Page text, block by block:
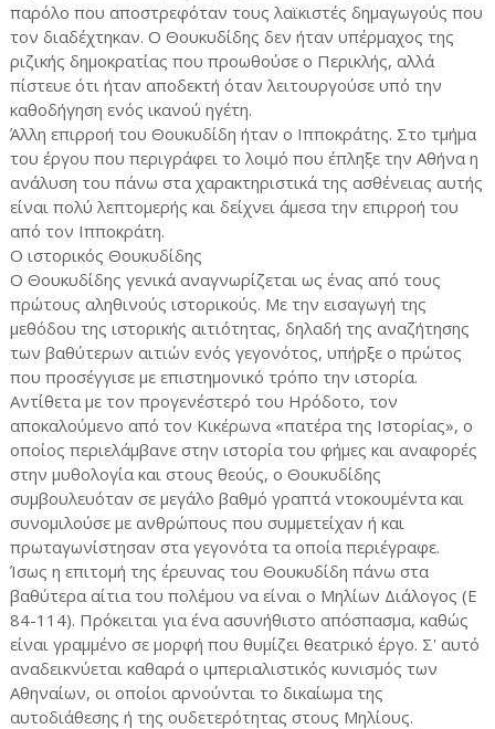
παρόλο που αποστρεφόταν τους λαϊκιστές δημαγωγούς που
τον διαδέχτηκαν. Ο Θουκυδίδης δεν ήταν υπέρμαχος της
ριζικής δημοκρατίας που προωθούσε ο Περικλής, αλλά
πίστευε ότι ήταν αποδεκτή όταν λειτουργούσε υπό την
καθοδήγηση ενός ικανού ηγέτη.
Άλλη επιρροή του Θουκυδίδη ήταν ο Ιπποκράτης. Στο τμήμα
του έργου που περιγράφει το λοιμό που έπληξε την Αθήνα η
ανάλυση του πάνω στα χαρακτηριστικά της ασθένειας αυτής
είναι πολύ λεπτομερής και δείχνει άμεσα την επιρροή του
από τον Ιπποκράτη.
Ο ιστορικός Θουκυδίδης
Ο Θουκυδίδης γενικά αναγνωρίζεται ως ένας από τους
πρώτους αληθινούς ιστορικούς. Με την εισαγωγή της
μεθόδου της ιστορικής αιτιότητας, δηλαδή της αναζήτησης
των βαθύτερων αιτιών ενός γεγονότος, υπήρξε ο πρώτος
που προσέγγισε με επιστημονικό τρόπο την ιστορία.
Αντίθετα με τον προγενέστερό του Ηρόδοτο, τον
αποκαλούμενο από τον Κικέρωνα «πατέρα της Ιστορίας», ο
οποίος περιελάμβανε στην ιστορία του φήμες και αναφορές
στην μυθολογία και στους θεούς, ο Θουκυδίδης
συμβουλευόταν σε μεγάλο βαθμό γραπτά ντοκουμέντα και
συνομιλούσε με ανθρώπους που συμμετείχαν ή και
πρωταγωνίστησαν στα γεγονότα τα οποία περιέγραφε.
Ίσως η επιτομή της έρευνας του Θουκυδίδη πάνω στα
βαθύτερα αίτια του πολέμου να είναι ο Μηλίων Διάλογος (Ε
84-114). Πρόκειται για ένα ασυνήθιστο απόσπασμα, καθώς
είναι γραμμένο σε μορφή που θυμίζει θεατρικό έργο. Σ' αυτό
αναδεικνύεται καθαρά ο ιμπεριαλιστικός κυνισμός των
Αθηναίων, οι οποίοι αρνούνται το δικαίωμα της
αυτοδιάθεσης ή της ουδετερότητας στους Μηλίους.